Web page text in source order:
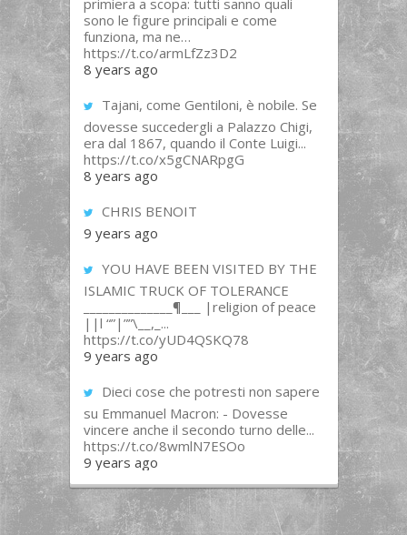
primiera a scopa: tutti sanno quali
sono le figure principali e come
funziona, ma ne…
https://t.co/armLfZz3D2
8 years ago
Tajani, come Gentiloni, è nobile. Se
dovesse succedergli a Palazzo Chigi,
era dal 1867, quando il Conte Luigi...
https://t.co/x5gCNARpgG
8 years ago
CHRIS BENOIT
9 years ago
YOU HAVE BEEN VISITED BY THE
ISLAMIC TRUCK OF TOLERANCE
______________¶___ |religion of peace
||l “”|””\__,_...
https://t.co/yUD4QSKQ78
9 years ago
Dieci cose che potresti non sapere
su Emmanuel Macron: - Dovesse
vincere anche il secondo turno delle...
https://t.co/8wmlN7ESOo
9 years ago